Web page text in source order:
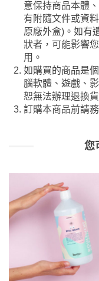
意保持商品本體
有附隨文件或資
原廠外盒)。如有
狀者，可能影響
用。
如購買的商品是
腦軟體、遊戲、
恕無法辦理退換貨
訂購本商品前請
您